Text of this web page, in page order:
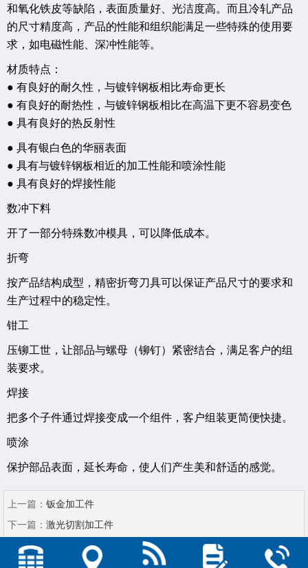
和氧化铁皮等缺陷，表面质量好、光洁度高。而且冷轧产品
的尺寸精度高，产品的性能和组织能满足一些特殊的使用要
求，如电磁性能、深冲性能等。
材质特点：
● 有良好的耐久性，与镀锌钢板相比寿命更长
● 有良好的耐热性，与镀锌钢板相比在高温下更不容易变色
● 具有良好的热反射性
● 具有银白色的华丽表面
● 具有与镀锌钢板相近的加工性能和喷涂性能
● 具有良好的焊接性能
数冲下料
开了一部分特殊数冲模具，可以降低成本。
折弯
按产品结构成型，精密折弯刀具可以保证产品尺寸的要求和
生产过程中的稳定性。
钳工
压铆工世，让部品与螺母（铆钉）紧密结合，满足客户的组
装要求。
焊接
把多个子件通过焊接变成一个组件，客户组装更简便快捷。
喷涂
保护部品表面，延长寿命，使人们产生美和舒适的感觉。
上一篇： 钣金加工件
下一篇： 激光切割加工件